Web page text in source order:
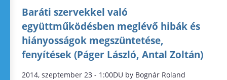
Baráti szervekkel való
együttműködésben meglévő hibák és
hiányosságok megszüntetése,
fenyítések (Páger László, Antal Zoltán)
2014, szeptember 23 - 1:00DU by Bognár Roland